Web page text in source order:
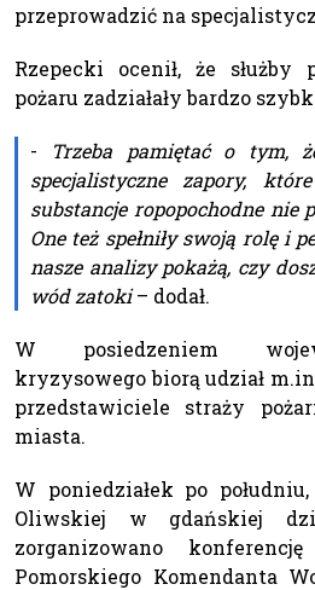
przeprowadzić na
Rzepecki ocenił, że służby
pożaru zadziałały bardzo
-
Trzeba pamiętać o tym,
specjalistyczne zapory,
substancje ropopochodne nie
One też spełniły swoją rolę i
nasze analizy pokażą, czy
wód zatoki– dodał.
W posiedzeniem
kryzysowego biorą udział
przedstawiciele straży
miasta.
W poniedziałek po
Oliwskiej w gdańskiej
zorganizowano
Pomorskiego Komendanta